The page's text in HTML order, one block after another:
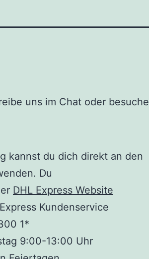
uns im Chat oder besuche
kannst du dich direkt an den
Du
DHL Express Website
Kundenservice
1*
9:00-13:00 Uhr